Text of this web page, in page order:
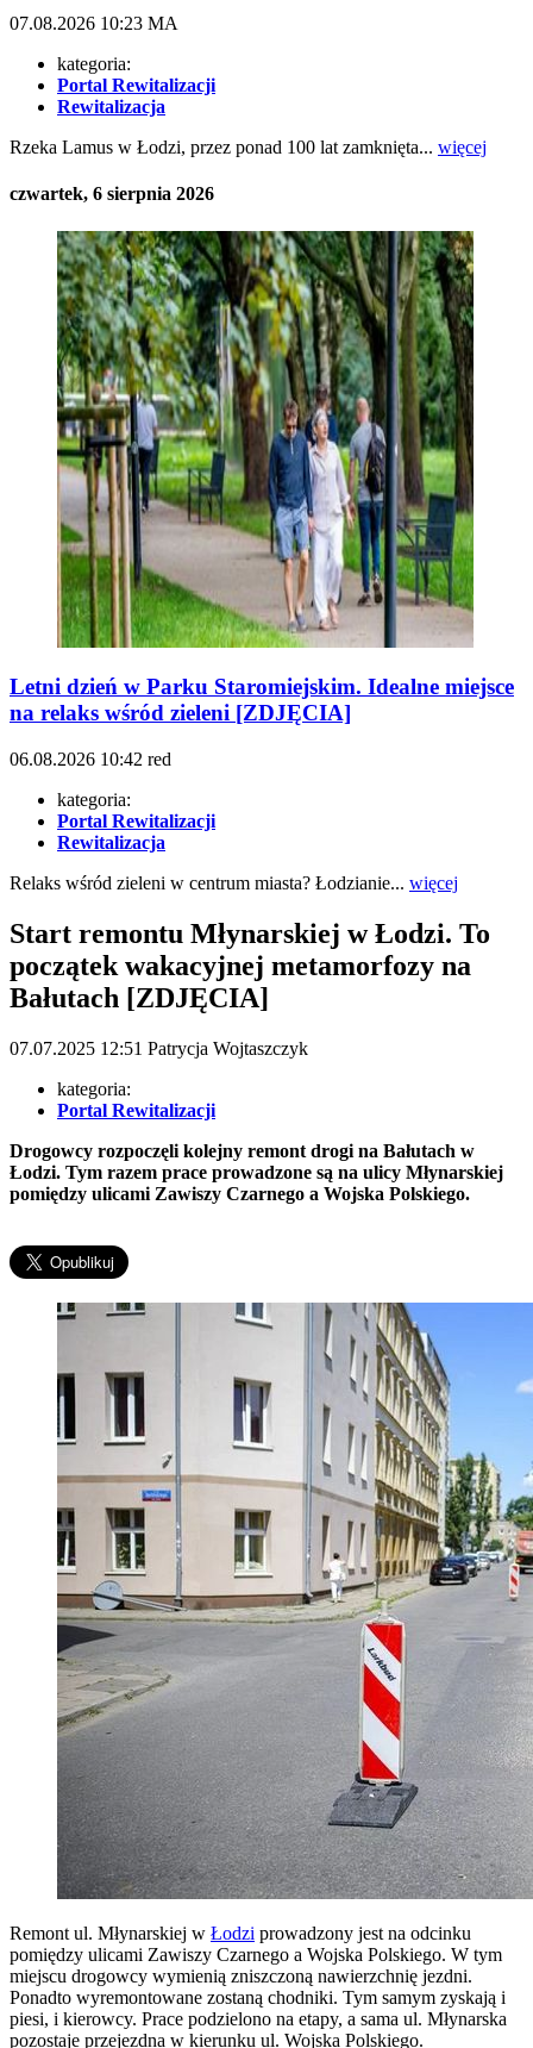
07.08.2026 10:23 MA
kategoria:
Portal Rewitalizacji
Rewitalizacja
Rzeka Lamus w Łodzi, przez ponad 100 lat zamknięta... więcej
czwartek, 6 sierpnia 2026
Letni dzień w Parku Staromiejskim. Idealne miejsce
na relaks wśród zieleni [ZDJĘCIA]
06.08.2026 10:42 red
kategoria:
Portal Rewitalizacji
Rewitalizacja
Relaks wśród zieleni w centrum miasta? Łodzianie... więcej
Start remontu Młynarskiej w Łodzi. To
początek wakacyjnej metamorfozy na
Bałutach [ZDJĘCIA]
07.07.2025 12:51 Patrycja Wojtaszczyk
kategoria:
Portal Rewitalizacji
Drogowcy rozpoczęli kolejny remont drogi na Bałutach w
Łodzi. Tym razem prace prowadzone są na ulicy Młynarskiej
pomiędzy ulicami Zawiszy Czarnego a Wojska Polskiego.
Remont ul. Młynarskiej w Łodzi prowadzony jest na odcinku
pomiędzy ulicami Zawiszy Czarnego a Wojska Polskiego. W tym
miejscu drogowcy wymienią zniszczoną nawierzchnię jezdni.
Ponadto wyremontowane zostaną chodniki. Tym samym zyskają i
piesi, i kierowcy. Prace podzielono na etapy, a sama ul. Młynarska
pozostaje przejezdna w kierunku ul. Wojska Polskiego.